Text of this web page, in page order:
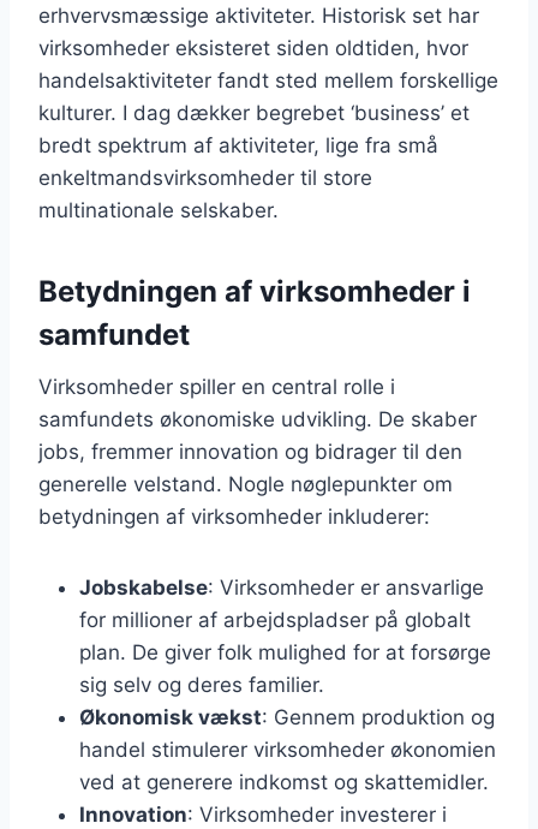
erhvervsmæssige aktiviteter. Historisk set har
virksomheder eksisteret siden oldtiden, hvor
handelsaktiviteter fandt sted mellem forskellige
kulturer. I dag dækker begrebet ‘business’ et
bredt spektrum af aktiviteter, lige fra små
enkeltmandsvirksomheder til store
multinationale selskaber.
Betydningen af virksomheder i
samfundet
Virksomheder spiller en central rolle i
samfundets økonomiske udvikling. De skaber
jobs, fremmer innovation og bidrager til den
generelle velstand. Nogle nøglepunkter om
betydningen af virksomheder inkluderer:
Jobskabelse: Virksomheder er ansvarlige
for millioner af arbejdspladser på globalt
plan. De giver folk mulighed for at forsørge
sig selv og deres familier.
Økonomisk vækst: Gennem produktion og
handel stimulerer virksomheder økonomien
ved at generere indkomst og skattemidler.
Innovation: Virksomheder investerer i